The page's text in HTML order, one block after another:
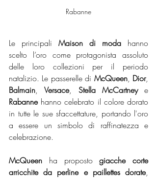
Rabanne
Le principali Maison di moda hanno
scelto l’oro come protagonista assoluto
delle loro collezioni per il periodo
natalizio. Le passerelle di McQueen, Dior
Balmain, Versace, Stella McCartney
Rabanne hanno celebrato il colore dorato
in tutte le sue sfaccettature, portando l'oro
a essere un simbolo di raffinatezza e
celebrazione.
McQueen ha proposto giacche corte
arricchite da perline e paillettes dorate,